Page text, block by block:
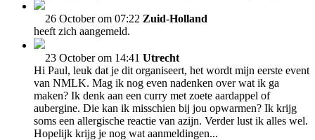
26 October om 07:22 Zuid-Holland
heeft zich aangemeld.
23 October om 14:41 Utrecht
Hi Paul, leuk dat je dit organiseert, het wordt mijn eerste event
van NMLK. Mag ik nog even nadenken over wat ik ga
maken? Ik denk aan een curry met zoete aardappel of
aubergine. Die kan ik misschien bij jou opwarmen? Ik krijg
soms een allergische reactie van azijn. Verder lust ik alles wel.
Hopelijk krijg je nog wat aanmeldingen...